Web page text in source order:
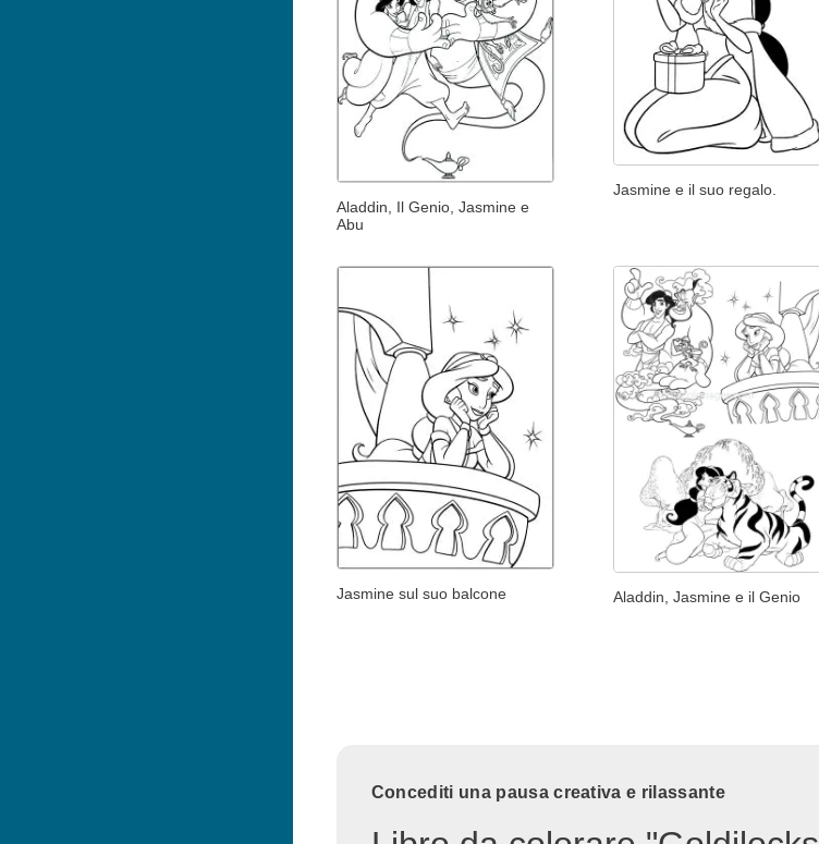
Aladdin, Il Genio, Jasmine e
Abu
Jasmine e il suo regalo.
Jasmine sul suo balcone Aladdin, Jasmine e il Genio
Concediti una pausa creativa e rilassante